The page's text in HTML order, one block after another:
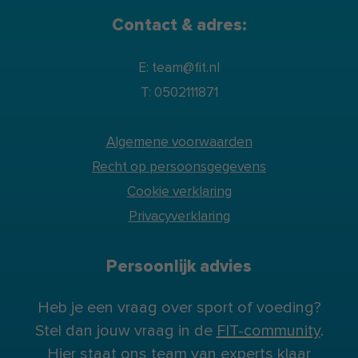
Contact & adres:
E: team@fit.nl
T: 0502111871
Algemene voorwaarden
Recht op persoonsgegevens
Cookie verklaring
Privacyverklaring
Persoonlijk advies
Heb je een vraag over sport of voeding?
Stel dan jouw vraag in de FIT-community.
Hier staat ons team van experts klaar